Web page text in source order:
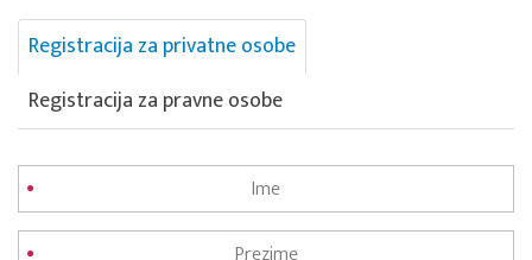
Registracija za privatne osobe
Registracija za pravne osobe